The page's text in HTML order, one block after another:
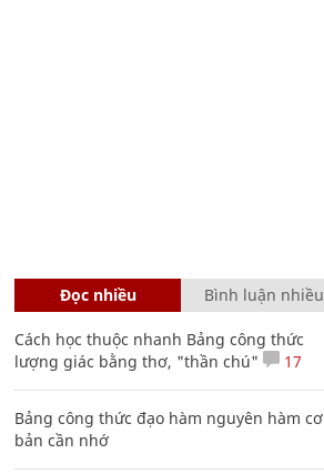
Đọc nhiều Bình luận nhiều
Cách học thuộc nhanh Bảng công thức
lượng giác bằng thơ, "thần chú"
17
Bảng công thức đạo hàm nguyên hàm cơ
bản cần nhớ